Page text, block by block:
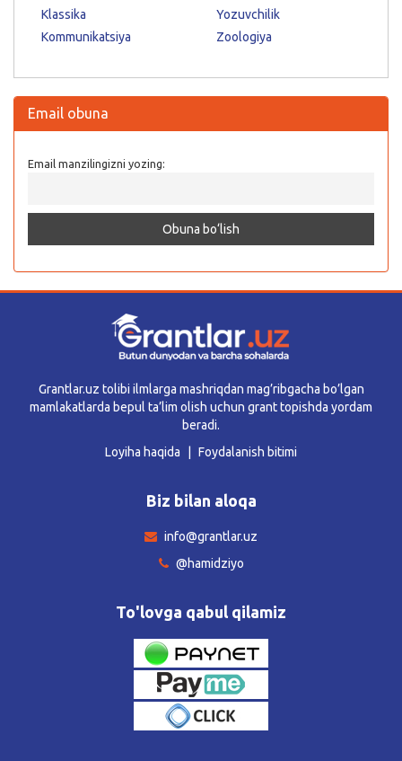
Klassika
Kommunikatsiya
Yozuvchilik
Zoologiya
Email obuna
Email manzilingizni yozing:
Grantlar.uz tolibi ilmlarga mashriqdan mag’ribgacha bo’lgan
mamlakatlarda bepul ta’lim olish uchun grant topishda yordam
beradi.
Loyiha haqida
Foydalanish bitimi
Biz bilan aloqa
info@grantlar.uz
@hamidziyo
To'lovga qabul qilamiz